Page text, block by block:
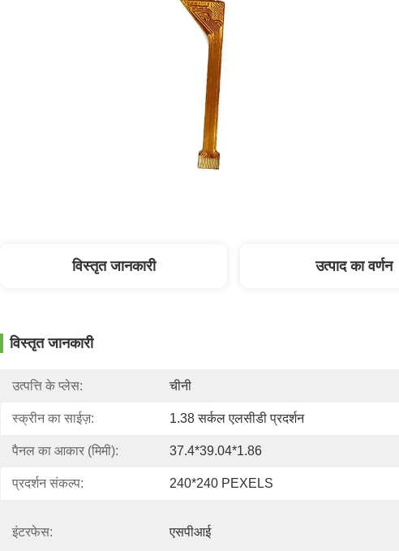
विस्तृत जानकारी उत्पाद का वर्णन
विस्तृत जानकारी
उत्पत्ति के प्लेस: चीनी
स्क्रीन का साईज़: 1.38 सर्कल एलसीडी प्रदर्शन
पैनल का आकार (मिमी): 37.4*39.04*1.86
प्रदर्शन संकल्प: 240*240 PEXELS
इंटरफेस: एसपीआई